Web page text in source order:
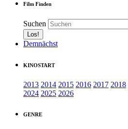
Film Finden
Suchen
Demnächst
KINOSTART
2013 2014 2015 2016 2017 2018
2024 2025 2026
GENRE